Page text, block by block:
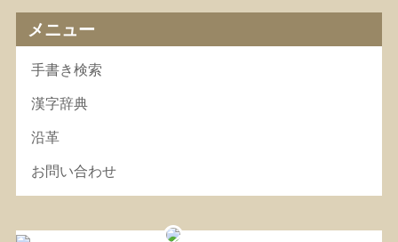
メニュー
手書き検索
漢字辞典
沿革
お問い合わせ